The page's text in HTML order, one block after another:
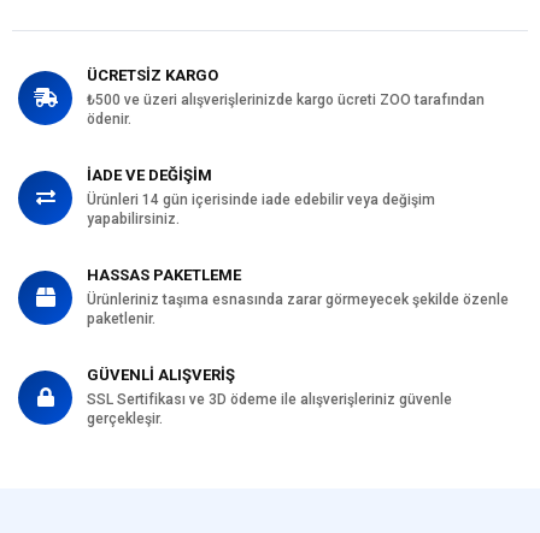
ÜCRETSİZ KARGO
₺500 ve üzeri alışverişlerinizde kargo ücreti ZOO tarafından
ödenir.
İADE VE DEĞİŞİM
Ürünleri 14 gün içerisinde iade edebilir veya değişim
yapabilirsiniz.
HASSAS PAKETLEME
Ürünleriniz taşıma esnasında zarar görmeyecek şekilde özenle
paketlenir.
GÜVENLİ ALIŞVERİŞ
SSL Sertifikası ve 3D ödeme ile alışverişleriniz güvenle
gerçekleşir.